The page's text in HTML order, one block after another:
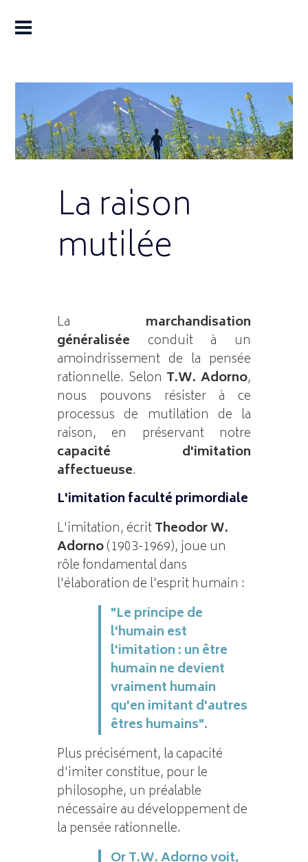
La raison
mutilée
La marchandisation
généralisée conduit à un
amoindrissement de la pensée
rationnelle. Selon T.W. Adorno,
nous pouvons résister à ce
processus de mutilation de la
raison, en préservant notre
capacité d'imitation
affectueuse.
L'imitation faculté primordiale
L'imitation, écritTheodor W.
Adorno(1903-1969), joue un
rôle fondamental dans
l'élaboration de l'esprit humain :
"Le principe de
l'humain est
l'imitation : un être
humain ne devient
vraiment humain
qu'en imitant d'autres
êtres humains".
Plus précisément, la capacité
d'imiter constitue, pour le
philosophe, un préalable
nécessaire au développement de
la pensée rationnelle.